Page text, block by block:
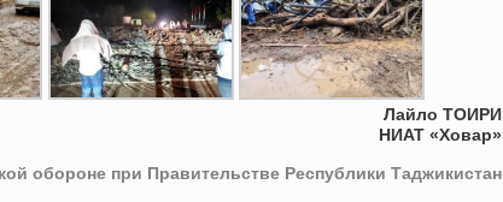
Лайло ТОИРИ
НИАТ «Ховар»
обороне при Правительстве Республики Таджикистан